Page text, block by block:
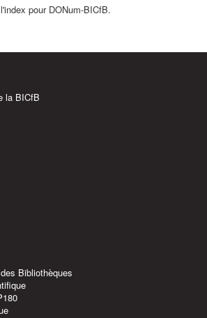
pour DONum-BICfB.
la BICfB
Bibliothèques